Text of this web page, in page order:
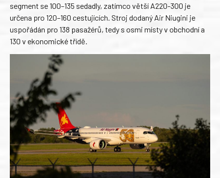
segment se 100–135 sedadly, zatímco větší A220-300 je
určena pro 120–160 cestujících. Stroj dodaný Air Niugini je
uspořádán pro 138 pasažérů, tedy s osmi místy v obchodní a
130 v ekonomické třídě.